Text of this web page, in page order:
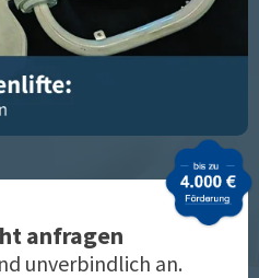
anfragen
unverbindlich an.